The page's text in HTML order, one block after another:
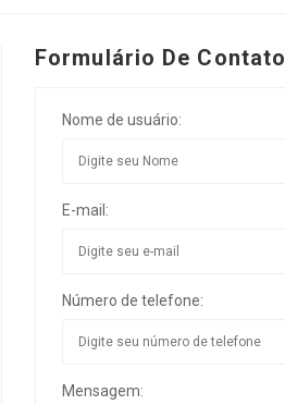
Formulário De Contato
Nome de usuário:
E-mail:
Número de telefone:
Mensagem: